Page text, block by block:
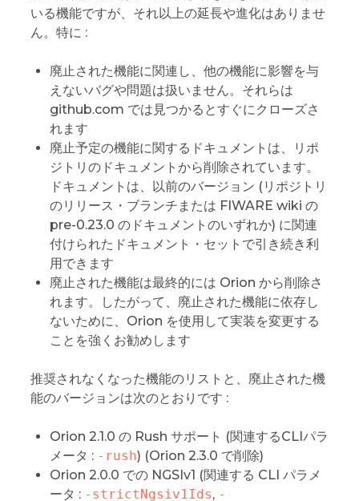
いる機能ですが、それ以上の延長や進化はありませ
ん。特に :
廃止された機能に関連し、他の機能に影響を与
えないバグや問題は扱いません。それらは
github.com では見つかるとすぐにクローズさ
れます
廃止予定の機能に関するドキュメントは、リポ
ジトリのドキュメントから削除されています。
ドキュメントは、以前のバージョン (リポジトリ
のリリース・ブランチまたは FIWARE wiki の
pre-0.23.0 のドキュメントのいずれか) に関連
付けられたドキュメント・セットで引き続き利
用できます
廃止された機能は最終的には Orion から削除さ
れます。したがって、廃止された機能に依存し
ないために、Orion を使用して実装を変更する
ことを強くお勧めします
推奨されなくなった機能のリストと、廃止された機
能のバージョンは次のとおりです :
Orion 2.1.0 の Rush サポート (関連するCLIパラ
メータ : -rush) (Orion 2.3.0 で削除)
Orion 2.0.0 での NGSIv1 (関連する CLI パラメ
ータ : -strictNgsiv1Ids, -